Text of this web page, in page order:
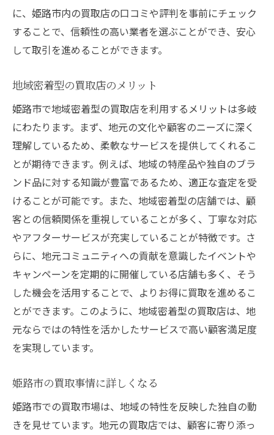
に、姫路市内の買取店の口コミや評判を事前にチェック
することで、信頼性の高い業者を選ぶことができ、安心
して取引を進めることができます。
地域密着型の買取店のメリット
姫路市で地域密着型の買取店を利用するメリットは多岐
にわたります。まず、地元の文化や顧客のニーズに深く
理解しているため、柔軟なサービスを提供してくれるこ
とが期待できます。例えば、地域の特産品や独自のブラ
ンド品に対する知識が豊富であるため、適正な査定を受
けることが可能です。また、地域密着型の店舗では、顧
客との信頼関係を重視していることが多く、丁寧な対応
やアフターサービスが充実していることが特徴です。さ
らに、地元コミュニティへの貢献を意識したイベントや
キャンペーンを定期的に開催している店舗も多く、そう
した機会を活用することで、よりお得に買取を進めるこ
とができます。このように、地域密着型の買取店は、地
元ならではの特性を活かしたサービスで高い顧客満足度
を実現しています。
姫路市の買取事情に詳しくなる
姫路市での買取市場は、地域の特性を反映した独自の動
きを見せています。地元の買取店では、顧客に寄り添っ